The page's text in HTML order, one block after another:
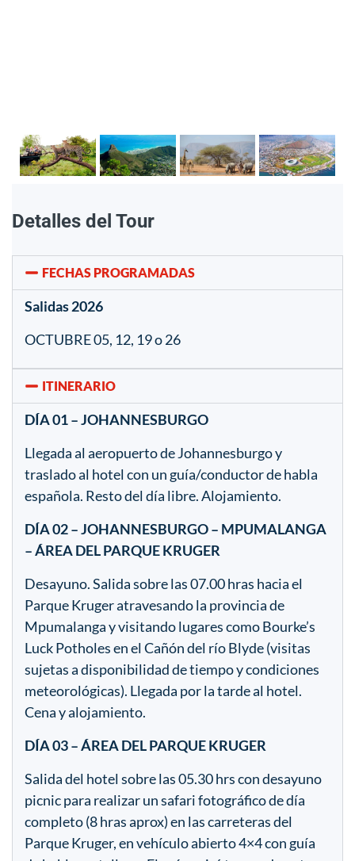
Detalles del Tour
FECHAS PROGRAMADAS
Salidas 2026
OCTUBRE 05, 12, 19 o 26
ITINERARIO
DÍA 01 – JOHANNESBURGO
Llegada al aeropuerto de Johannesburgo y
traslado al hotel con un guía/conductor de habla
española. Resto del día libre. Alojamiento.
DÍA 02 – JOHANNESBURGO – MPUMALANGA
– ÁREA DEL PARQUE KRUGER
Desayuno. Salida sobre las 07.00 hras hacia el
Parque Kruger atravesando la provincia de
Mpumalanga y visitando lugares como Bourke’s
Luck Potholes en el Cañón del río Blyde (visitas
sujetas a disponibilidad de tiempo y condiciones
meteorológicas). Llegada por la tarde al hotel.
Cena y alojamiento.
DÍA 03 – ÁREA DEL PARQUE KRUGER
Salida del hotel sobre las 05.30 hrs con desayuno
picnic para realizar un safari fotográfico de día
completo (8 hras aprox) en las carreteras del
Parque Kruger, en vehículo abierto 4×4 con guía